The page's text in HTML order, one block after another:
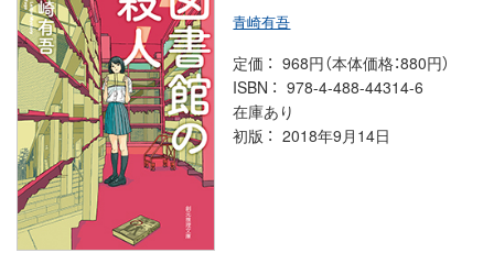
青崎有吾
定価
968円（本体価格：880円）
ISBN
978-4-488-44314-6
在庫あり
初版
2018年9月14日